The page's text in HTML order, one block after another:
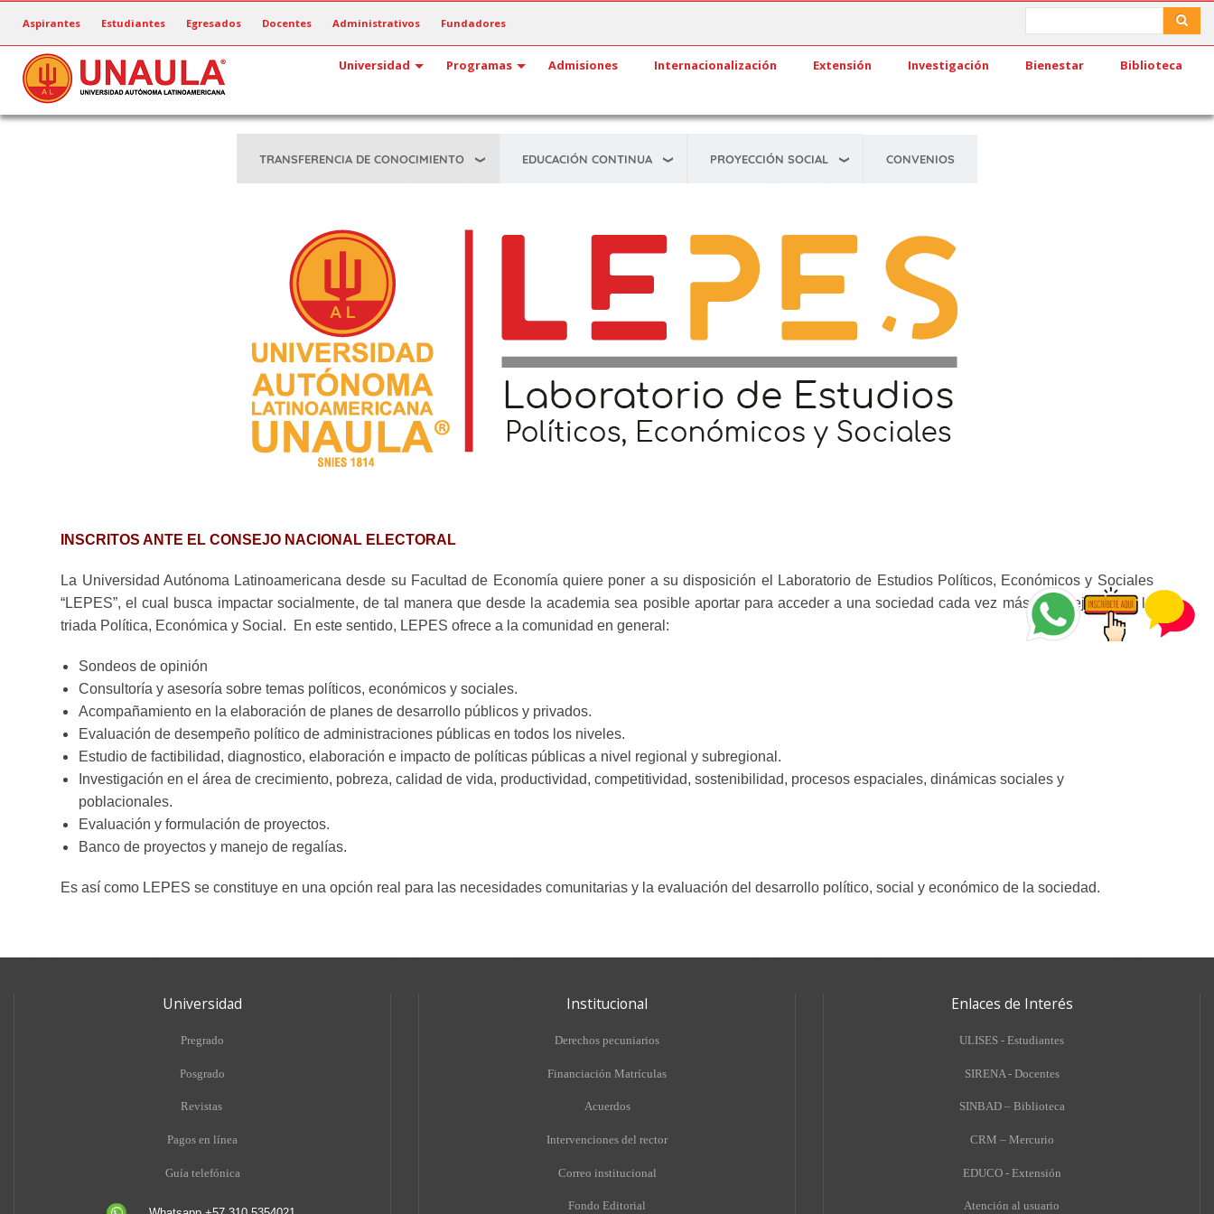
contenido
principal
Aspirantes Estudiantes Egresados Docentes Administrativos Fundadores
Universidad Programas Admisiones Internacionalización Extensión Investigación Bienestar Biblioteca
TRANSFERENCIA DE CONOCIMIENTO EDUCACIÓN CONTINUA PROYECCIÓN SOCIAL CONVENIOS
INSCRITOS ANTE EL CONSEJO NACIONAL ELECTORAL
La Universidad Autónoma Latinoamericana desde su Facultad de Economía quiere poner a su disposición el Laboratorio de Estudios Políticos, Económicos y Sociales
“LEPES”, el cual busca impactar socialmente, de tal manera que desde la academia sea posible aportar para acceder a una sociedad cada vez más compleja desde la
triada Política, Económica y Social. En este sentido, LEPES ofrece a la comunidad en general:
Sondeos de opinión
Consultoría y asesoría sobre temas políticos, económicos y sociales.
Acompañamiento en la elaboración de planes de desarrollo públicos y privados.
Evaluación de desempeño político de administraciones públicas en todos los niveles.
Estudio de factibilidad, diagnostico, elaboración e impacto de políticas públicas a nivel regional y subregional.
Investigación en el área de crecimiento, pobreza, calidad de vida, productividad, competitividad, sostenibilidad, procesos espaciales, dinámicas sociales y
poblacionales.
Evaluación y formulación de proyectos.
Banco de proyectos y manejo de regalías.
Es así como LEPES se constituye en una opción real para las necesidades comunitarias y la evaluación del desarrollo político, social y económico de la sociedad.
Universidad
Pregrado
Posgrado
Revistas
Pagos en línea
Guía telefónica
Institucional
Derechos pecuniarios
Financiación Matrículas
Acuerdos
Intervenciones del rector
Correo institucional
Fondo Editorial
Enlaces de Interés
ULISES - Estudiantes
SIRENA - Docentes
SINBAD – Biblioteca
CRM – Mercurio
EDUCO - Extensión
Atención al usuario